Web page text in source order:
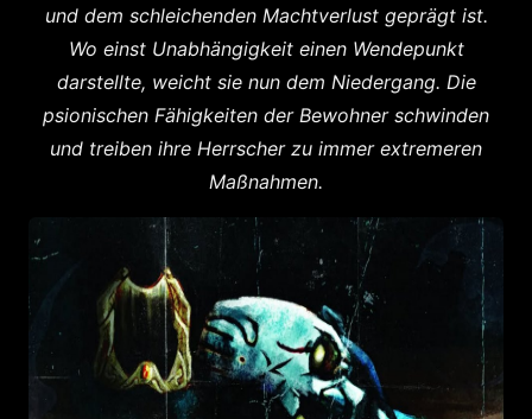
und dem schleichenden Machtverlust geprägt ist.
Wo einst Unabhängigkeit einen Wendepunkt
darstellte, weicht sie nun dem Niedergang. Die
psionischen Fähigkeiten der Bewohner schwinden
und treiben ihre Herrscher zu immer extremeren
Maßnahmen.